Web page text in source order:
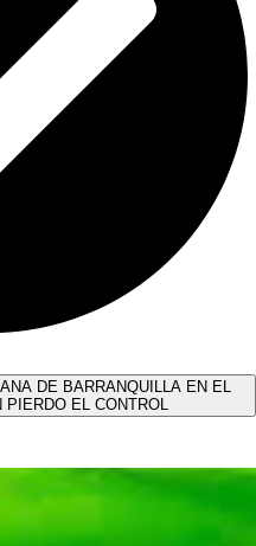
DE BARRANQUILLA EN EL
EL CONTROL